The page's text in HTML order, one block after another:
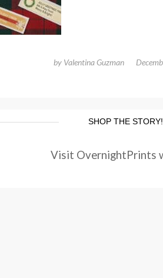
by Valentina Guzman
SHOP THE STORY!
Visit OvernightPrints